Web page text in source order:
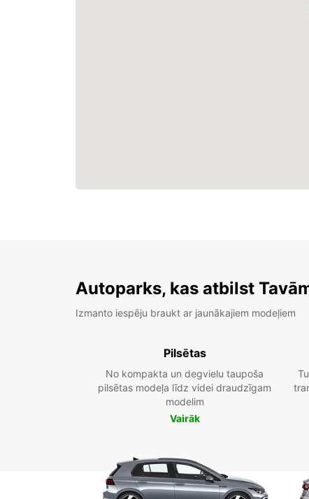
Autoparks, kas atbilst
Izmanto iespēju braukt ar jaunākajiem modeļiem
Pilsētas
No kompakta un degvielu taupoša
pilsētas modeļa līdz videi draudzīgam
modelim
Vairāk